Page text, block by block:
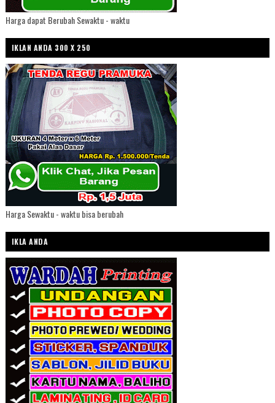
Harga dapat Berubah Sewaktu - waktu
IKLAN ANDA 300 X 250
Harga Sewaktu - waktu bisa berubah
IKLA ANDA